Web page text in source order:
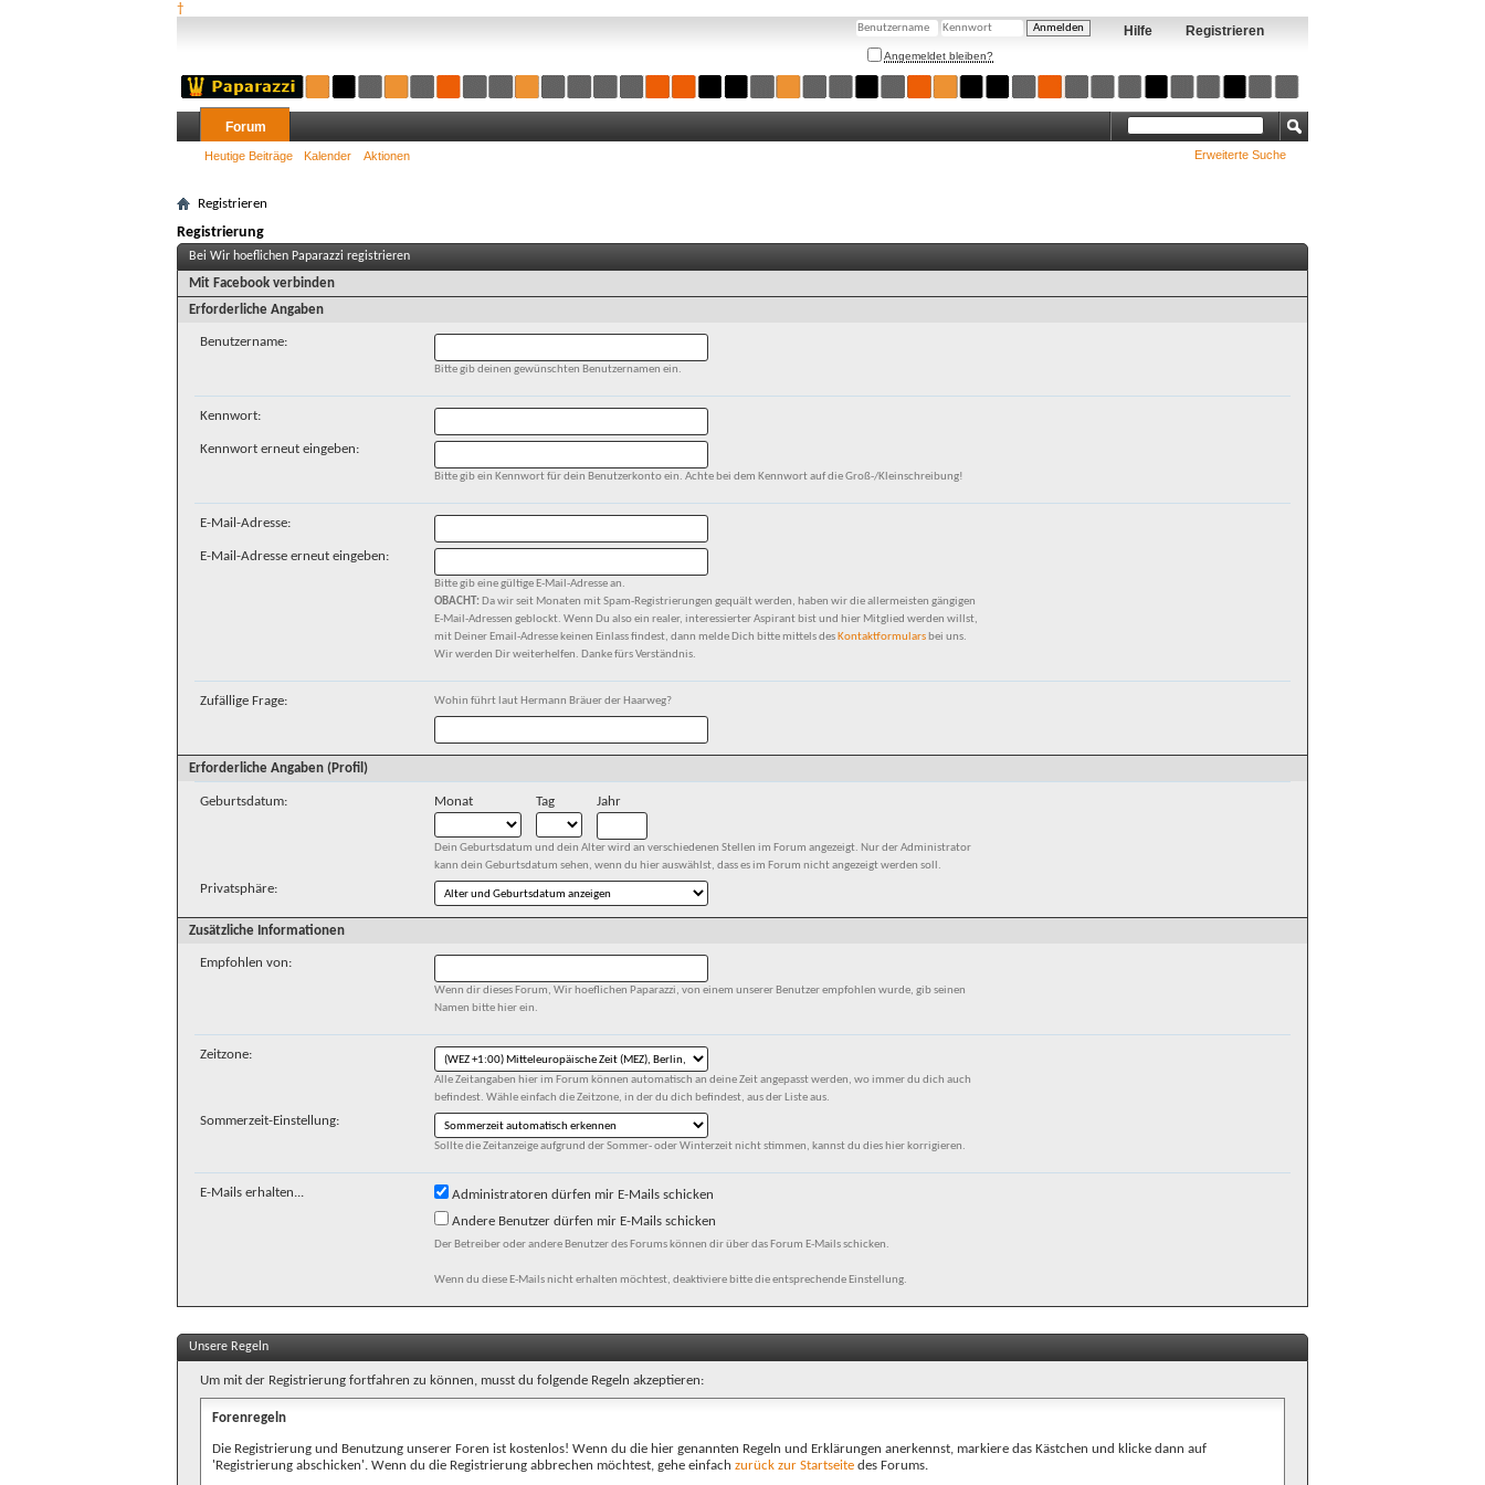
†
Registrieren
Hilfe
Angemeldet bleiben?
Forum
Heutige Beiträge Kalender Aktionen Erweiterte Suche
Registrieren
Registrierung
Bei Wir hoeflichen Paparazzi registrieren
Mit Facebook verbinden
Erforderliche Angaben
Benutzername:
Bitte gib deinen gewünschten Benutzernamen ein.
Kennwort:
Kennwort erneut eingeben:
Bitte gib ein Kennwort für dein Benutzerkonto ein. Achte bei dem Kennwort auf die Groß-/Kleinschreibung!
E-Mail-Adresse:
E-Mail-Adresse erneut eingeben:
Bitte gib eine gültige E-Mail-Adresse an.
OBACHT: Da wir seit Monaten mit Spam-Registrierungen gequält werden, haben wir die allermeisten gängigen
E-Mail-Adressen geblockt. Wenn Du also ein realer, interessierter Aspirant bist und hier Mitglied werden willst,
mit Deiner Email-Adresse keinen Einlass findest, dann melde Dich bitte mittels des Kontaktformulars bei uns.
Wir werden Dir weiterhelfen. Danke fürs Verständnis.
Zufällige Frage: Wohin führt laut Hermann Bräuer der Haarweg?
Erforderliche Angaben (Profil)
Geburtsdatum: Monat Tag Jahr
Dein Geburtsdatum und dein Alter wird an verschiedenen Stellen im Forum angezeigt. Nur der Administrator
kann dein Geburtsdatum sehen, wenn du hier auswählst, dass es im Forum nicht angezeigt werden soll.
Privatsphäre:
Zusätzliche Informationen
Empfohlen von:
Wenn dir dieses Forum, Wir hoeflichen Paparazzi, von einem unserer Benutzer empfohlen wurde, gib seinen
Namen bitte hier ein.
Zeitzone:
Alle Zeitangaben hier im Forum können automatisch an deine Zeit angepasst werden, wo immer du dich auch
befindest. Wähle einfach die Zeitzone, in der du dich befindest, aus der Liste aus.
Sommerzeit-Einstellung:
Sollte die Zeitanzeige aufgrund der Sommer- oder Winterzeit nicht stimmen, kannst du dies hier korrigieren.
E-Mails erhalten...
Administratoren dürfen mir E-Mails schicken
Andere Benutzer dürfen mir E-Mails schicken
Der Betreiber oder andere Benutzer des Forums können dir über das Forum E-Mails schicken.
Wenn du diese E-Mails nicht erhalten möchtest, deaktiviere bitte die entsprechende Einstellung.
Unsere Regeln
Um mit der Registrierung fortfahren zu können, musst du folgende Regeln akzeptieren:
Forenregeln
Die Registrierung und Benutzung unserer Foren ist kostenlos! Wenn du die hier genannten Regeln und Erklärungen anerkennst, markiere das Kästchen und klicke dann auf
'Registrierung abschicken'. Wenn du die Registrierung abbrechen möchtest, gehe einfach zurück zur Startseite des Forums.